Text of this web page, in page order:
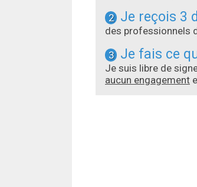
2 Je reçois 3
des professionnels
3 Je fais ce
Je suis libre de
aucun engagement